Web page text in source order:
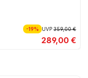
-19% UVP359,00 €
289,00 €